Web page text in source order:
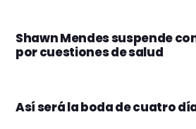
Shawn Mendes suspende
por cuestiones de salud
Así será la boda de cuatro